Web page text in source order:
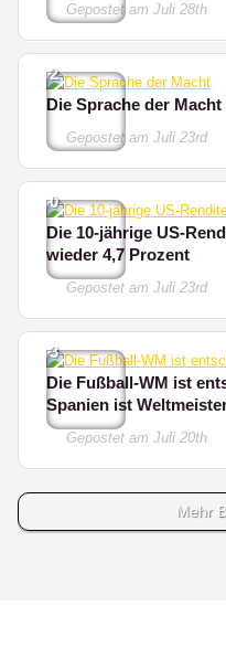
Gepostet am Juli 28th
2
Die Sprache der Macht
Gepostet am Juli 23rd
0
Die 10-jährige US-
wieder 4,7 Prozent
Gepostet am Juli 23rd
3
Die Fußball-WM ist
Spanien ist
Gepostet am Juli 20th
Mehr